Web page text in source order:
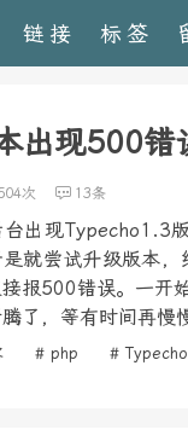
链接 标签
出现500错
次 13条
台出现Typecho1.3
就尝试升级版本
报500错误。一开
了，等有时间再慢
# php # Typecho